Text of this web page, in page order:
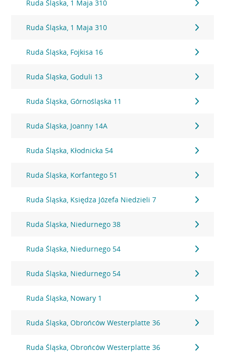
Ruda Śląska, 1 Maja 310
Ruda Śląska, 1 Maja 310
Ruda Śląska, Fojkisa 16
Ruda Śląska, Goduli 13
Ruda Śląska, Górnośląska 11
Ruda Śląska, Joanny 14A
Ruda Śląska, Kłodnicka 54
Ruda Śląska, Korfantego 51
Ruda Śląska, Księdza Józefa Niedzieli 7
Ruda Śląska, Niedurnego 38
Ruda Śląska, Niedurnego 54
Ruda Śląska, Niedurnego 54
Ruda Śląska, Nowary 1
Ruda Śląska, Obrońców Westerplatte 36
Ruda Śląska, Obrońców Westerplatte 36